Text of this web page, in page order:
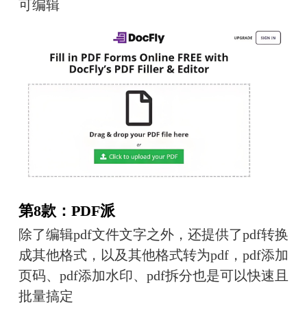
可编辑
第8款：PDF派
除了编辑pdf文件文字之外，还提供了pdf转换
成其他格式，以及其他格式转为pdf，pdf添加
页码、pdf添加水印、pdf拆分也是可以快速且
批量搞定